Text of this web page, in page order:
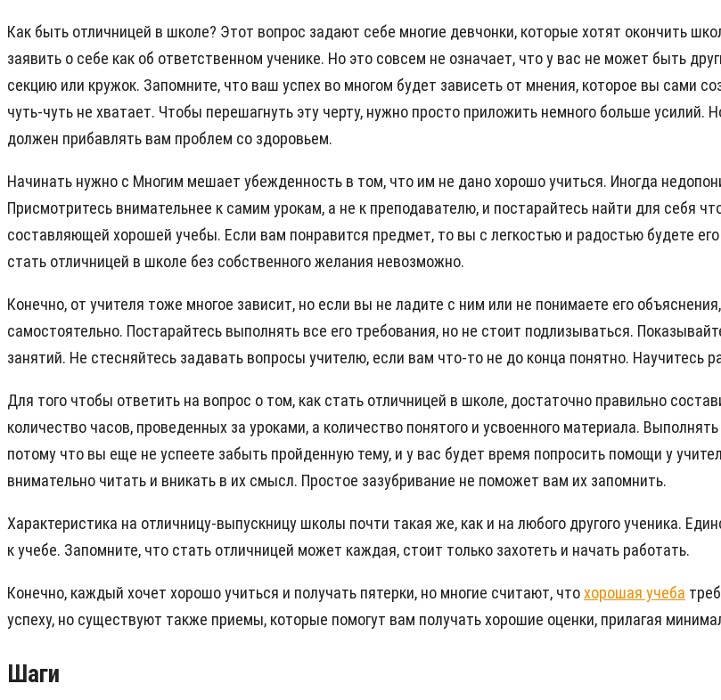
Как быть отличницей в школе? Этот вопрос задают себе многие девчонки, которые хотят окончить
заявить о себе как об ответственном ученике. Но это совсем не означает, что у вас не может быть
секцию или кружок. Запомните, что ваш успех во многом будет зависеть от мнения, которое вы сами
чуть-чуть не хватает. Чтобы перешагнуть эту черту, нужно просто приложить немного больше
должен прибавлять вам проблем со здоровьем.
Начинать нужно с Многим мешает убежденность в том, что им не дано хорошо учиться. Иногда
Присмотритесь внимательнее к самим урокам, а не к преподавателю, и постарайтесь найти для себя
составляющей хорошей учебы. Если вам понравится предмет, то вы с легкостью и радостью будете
стать отличницей в школе без собственного желания невозможно.
Конечно, от учителя тоже многое зависит, но если вы не ладите с ним или не понимаете его
самостоятельно. Постарайтесь выполнять все его требования, но не стоит подлизываться.
занятий. Не стесняйтесь задавать вопросы учителю, если вам что-то не до конца понятно. Научитесь
Для того чтобы ответить на вопрос о том, как стать отличницей в школе, достаточно правильно
количество часов, проведенных за уроками, а количество понятого и усвоенного материала.
потому что вы еще не успеете забыть пройденную тему, и у вас будет время попросить помощи у
внимательно читать и вникать в их смысл. Простое зазубривание не поможет вам их запомнить.
Характеристика на отличницу-выпускницу школы почти такая же, как и на любого другого ученика.
к учебе. Запомните, что стать отличницей может каждая, стоит только захотеть и начать работать.
Конечно, каждый хочет хорошо учиться и получать пятерки, но многие считают, чтохорошая учеба
успеху, но существуют также приемы, которые помогут вам получать хорошие оценки, прилагая
Шаги